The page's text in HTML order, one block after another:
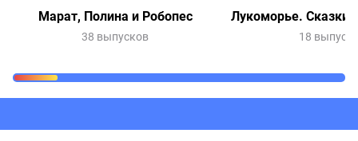
Марат, Полина и Робопес
38 выпусков
Лукоморье. Сказки
18